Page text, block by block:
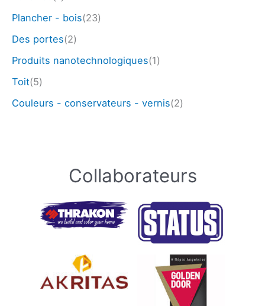
Plancher - bois(23)
Des portes(2)
Produits nanotechnologiques(1)
Toit(5)
Couleurs - conservateurs - vernis(2)
Collaborateurs